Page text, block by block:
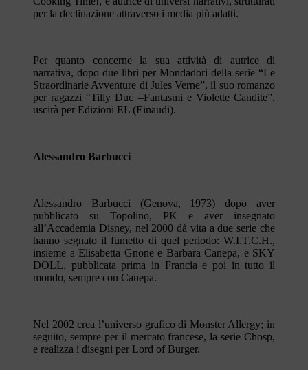
per la declinazione attraverso i media più adatti.
Per quanto concerne la sua attività di autrice di
narrativa, dopo due libri per Mondadori della serie “Le
Straordinarie Avventure di Jules Verne”, il suo romanzo
per ragazzi “Tilly Duc –Fantasmi e Violette Candite”,
uscirà per Edizioni EL (Einaudi).
Alessandro Barbucci
Alessandro Barbucci (Genova, 1973) dopo aver
pubblicato su Topolino, PK e aver insegnato
all’Accademia Disney, nel 2000 dà vita a due serie che
hanno segnato il fumetto di quel periodo: W.I.T.C.H.,
insieme a Elisabetta Gnone e Barbara Canepa, e SKY
DOLL, pubblicata prima in Francia e poi in tutto il
mondo, sempre con Canepa.
Nel 2002 crea l’universo grafico di Monster Allergy; in
seguito, sempre per il mercato francese, la serie Chosp,
e realizza i disegni per Lord of Burger.